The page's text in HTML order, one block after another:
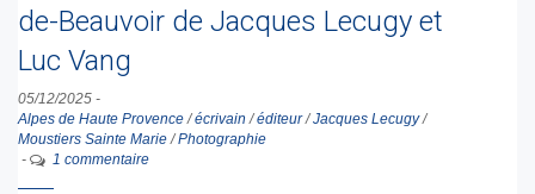
de-Beauvoir de Jacques Lecugy et
Luc Vang
05/12/2025 -
Alpes de Haute Provence /écrivain /éditeur/Jacques Lecugy/
Moustiers Sainte Marie /Photographie
-
1 commentaire